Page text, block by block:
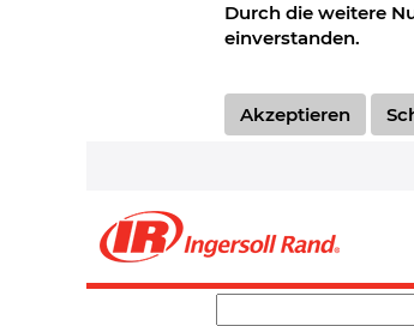
Durch die weitere
einverstanden.
Akzeptieren
Europa_DE
Wählen Sie aus,
Titel